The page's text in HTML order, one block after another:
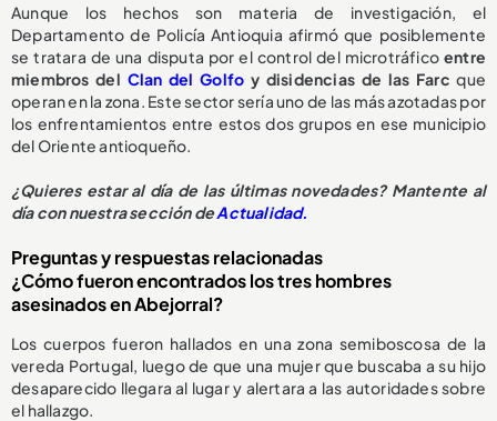
Aunque los hechos son materia de investigación, el
Departamento de Policía Antioquia afirmó que posiblemente
se tratara de una disputa por el control del microtráfico entre
miembros del Clan del Golfo y disidencias de las Farcque
operan en la zona. Este sector sería uno de las más azotadas por
los enfrentamientos entre estos dos grupos en ese municipio
del Oriente antioqueño.
¿Quieres estar al día de las últimas novedades? Mantente al
día con nuestra sección deActualidad.
Preguntas y respuestas relacionadas
¿Cómo fueron encontrados los tres hombres
asesinados en Abejorral?
Los cuerpos fueron hallados en una zona semiboscosa de la
vereda Portugal, luego de que una mujer que buscaba a su hijo
desaparecido llegara al lugar y alertara a las autoridades sobre
el hallazgo.